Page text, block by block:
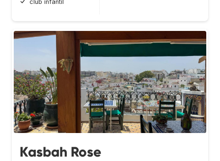
club infantil
Kasbah Rose